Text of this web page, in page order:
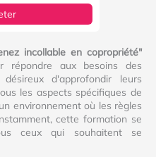
incollable en copropriété"
répondre aux besoins des
d'approfondir leurs
les aspects spécifiques de
environnement où les règles
cette formation se
ceux qui souhaitent se